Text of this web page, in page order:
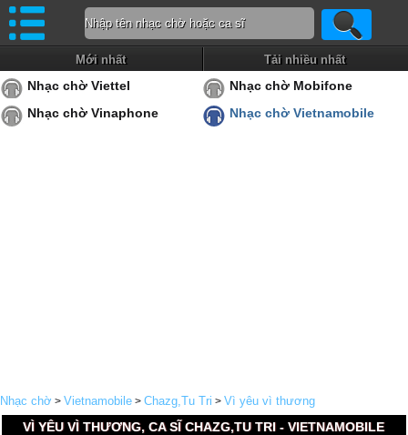
Mới nhất Tải nhiều nhất
Nhạc chờ Viettel
Nhạc chờ Mobifone
Nhạc chờ Vinaphone
Nhạc chờ Vietnamobile
Nhạc chờ > Vietnamobile > Chazg,Tu Tri > Vì yêu vì thương
VÌ YÊU VÌ THƯƠNG, CA SĨ CHAZG,TU TRI - VIETNAMOBILE